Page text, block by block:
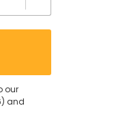
our
and